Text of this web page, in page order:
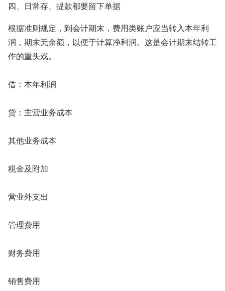
四、日常存、提款都要留下单据
根据准则规定，到会计期末，费用类账户应当转入本年利
润，期末无余额，以便于计算净利润。这是会计期末结转工
作的重头戏。
借：本年利润
贷：主营业务成本
其他业务成本
税金及附加
营业外支出
管理费用
财务费用
销售费用